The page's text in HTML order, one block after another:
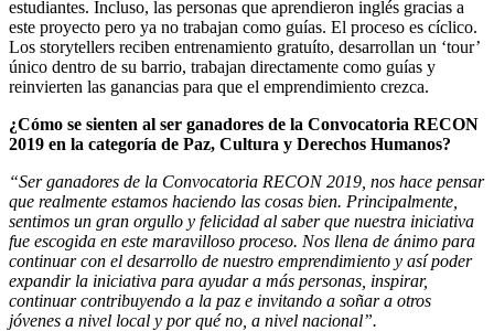
estudiantes. Incluso, las personas que aprendieron inglés gracias a
este proyecto pero ya no trabajan como guías. El proceso es cíclico.
Los storytellers reciben entrenamiento gratuíto, desarrollan un ‘tour’
único dentro de su barrio, trabajan directamente como guías y
reinvierten las ganancias para que el emprendimiento crezca.
¿Cómo se sienten al ser ganadores de la Convocatoria RECON
2019 en la categoría de Paz, Cultura y Derechos Humanos?
“Ser ganadores de la Convocatoria RECON 2019, nos hace pensar
que realmente estamos haciendo las cosas bien. Principalmente,
sentimos un gran orgullo y felicidad al saber que nuestra iniciativa
fue escogida en este maravilloso proceso. Nos llena de ánimo para
continuar con el desarrollo de nuestro emprendimiento y así poder
expandir la iniciativa para ayudar a más personas, inspirar,
continuar contribuyendo a la paz e invitando a soñar a otros
jóvenes a nivel local y por qué no, a nivel nacional”.